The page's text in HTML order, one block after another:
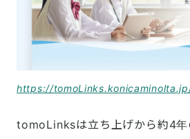
https://
tomoLinksは立ち上げから約4年